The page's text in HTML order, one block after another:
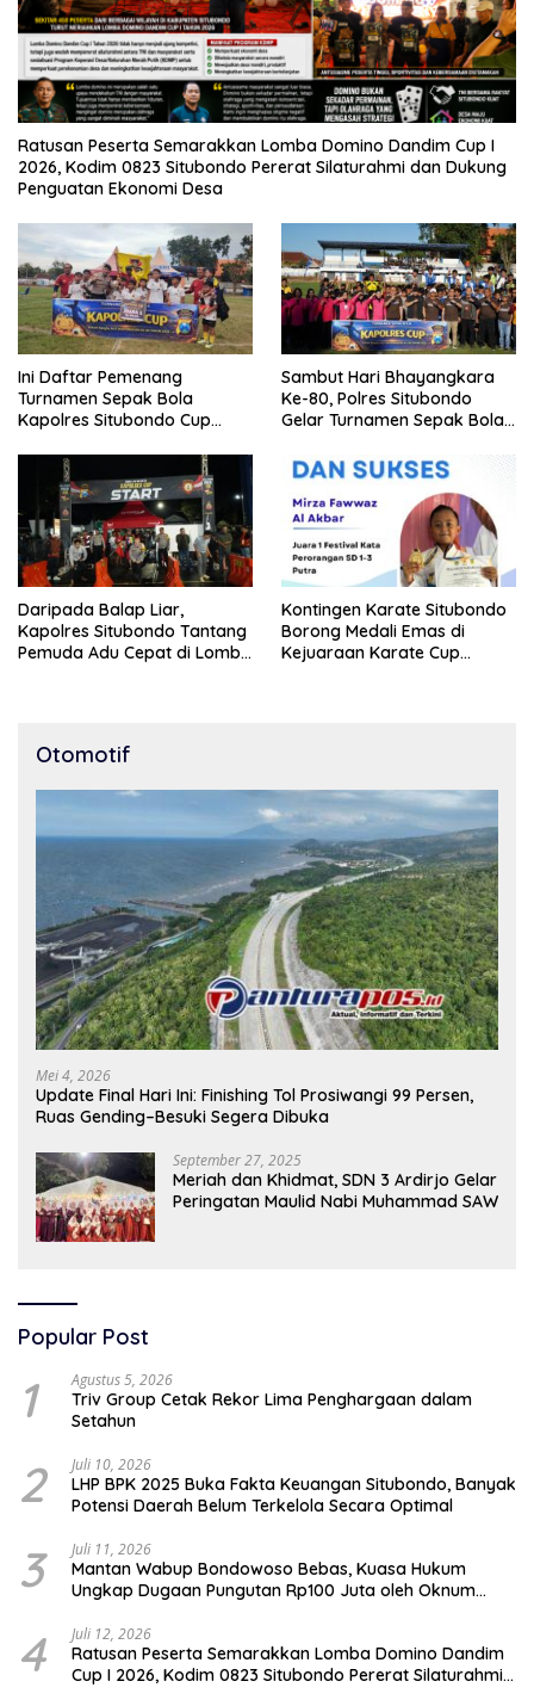
Ratusan Peserta Semarakkan Lomba Domino Dandim Cup I
2026, Kodim 0823 Situbondo Pererat Silaturahmi dan Dukung
Penguatan Ekonomi Desa
Ini Daftar Pemenang
Turnamen Sepak Bola
Kapolres Situbondo Cup
10 Tahun
Sambut Hari Bhayangkara
Ke-80, Polres Situbondo
Gelar Turnamen Sepak Bola
Daripada Balap Liar,
Kapolres Situbondo Tantang
Pemuda Adu Cepat di Lomba
Kontingen Karate Situbondo
Borong Medali Emas di
Kejuaraan Karate Cup
Otomotif
Mei 4, 2026
Update Final Hari Ini: Finishing Tol Prosiwangi 99 Persen,
Ruas Gending–Besuki Segera Dibuka
September 27, 2025
Meriah dan Khidmat, SDN 3 Ardirjo Gelar
Peringatan Maulid Nabi Muhammad SAW
Popular Post
1 Agustus 5, 2026
Triv Group Cetak Rekor Lima Penghargaan dalam
Setahun
2 Juli 10, 2026
LHP BPK 2025 Buka Fakta Keuangan Situbondo, Banyak
Potensi Daerah Belum Terkelola Secara Optimal
3 Juli 11, 2026
Mantan Wabup Bondowoso Bebas, Kuasa Hukum
Ungkap Dugaan Pungutan Rp100 Juta oleh Oknum
4 Juli 12, 2026
Ratusan Peserta Semarakkan Lomba Domino Dandim
Cup I 2026, Kodim 0823 Situbondo Pererat Silaturahmi